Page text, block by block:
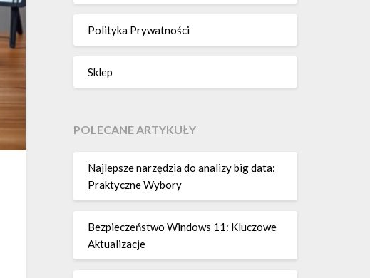
Polityka Prywatności
Sklep
POLECANE ARTYKUŁY
Najlepsze narzędzia do analizy big data:
Praktyczne Wybory
Bezpieczeństwo Windows 11: Kluczowe
Aktualizacje